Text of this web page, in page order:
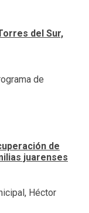
del Sur,
de
de
juarenses
Héctor